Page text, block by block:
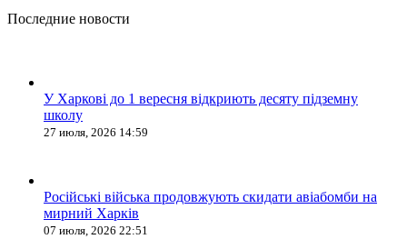
Последние новости
У Харкові до 1 вересня відкриють десяту підземну
школу
27 июля, 2026 14:59
Російські війська продовжують скидати авіабомби на
мирний Харків
07 июля, 2026 22:51